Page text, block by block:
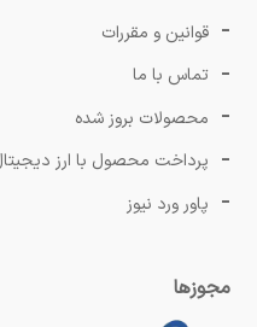
قوانین و مقررات
تماس با ما
محصولات بروز شده
پرداخت محصول با ارز
پاور ورد نیوز
مجوزها